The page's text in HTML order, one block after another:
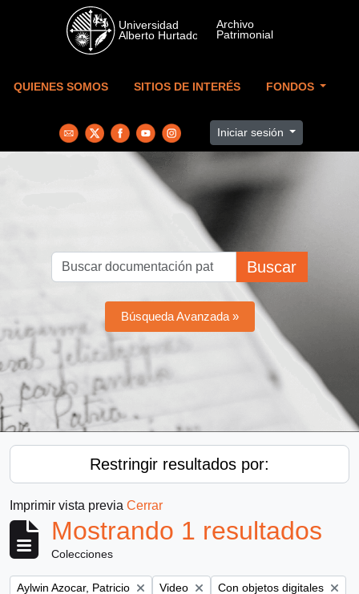
Skip to main content
QUIENES SOMOS SITIOS DE INTERÉS FONDOS
Iniciar sesión
Buscar
Búsqueda Avanzada »
Restringir resultados por:
Imprimir vista previa Cerrar
Mostrando 1 resultados
Colecciones
Remove filter:
Aylwin Azocar, Patricio Remove filter:
Video Remove filter:
Con objetos digitales